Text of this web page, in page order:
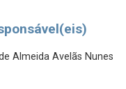
Almeida Avelãs Nunes